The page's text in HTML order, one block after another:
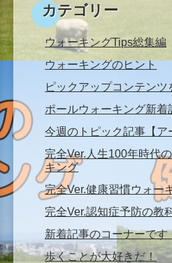
カテゴリー
ウォーキングTips総集編
ウォーキングのヒント
ピックアップコンテンツ
ポールウォーキング新着
今週のトピック記事【ア
完全Ver.人生100年時代
キング
完全Ver.健康習慣ウォー
完全Ver.認知症予防の教
新着記事のコーナーです
歩くことが大好きだ！